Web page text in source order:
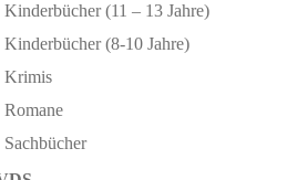
Kinderbücher (11 – 13 Jahre)
Kinderbücher (8-10 Jahre)
Krimis
Romane
Sachbücher